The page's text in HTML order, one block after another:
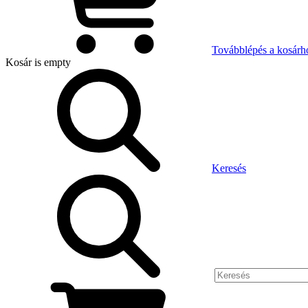
Továbblépés a
Kosáris empty
Keresés